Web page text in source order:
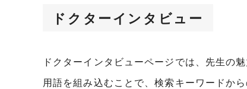
ドクターインタビュー
ドクターインタビューページでは、先生の
用語を組み込むことで、検索キーワードか